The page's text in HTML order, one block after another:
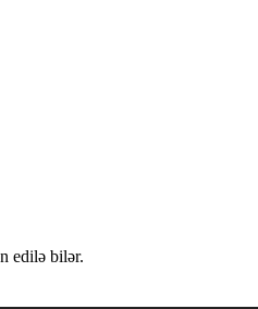
edilə bilər.